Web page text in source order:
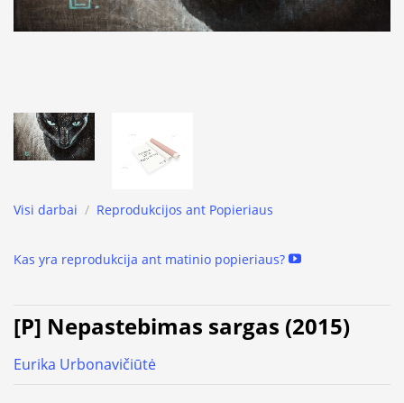
Visi darbai / Reprodukcijos ant Popieriaus
Kas yra reprodukcija ant matinio popieriaus?
[P] Nepastebimas sargas (2015)
Eurika Urbonavičiūtė